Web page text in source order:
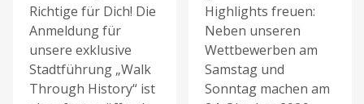
Richtige für Dich! Die
Anmeldung für
unsere exklusive
Stadtführung „Walk
Through History“ ist
Highlights freuen:
Neben unseren
Wettbewerben am
Samstag und
Sonntag machen am